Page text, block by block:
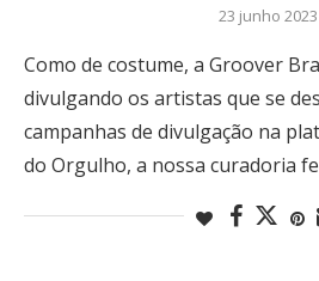
23 junho 2023
Como de costume, a Groover
divulgando os artistas que se
campanhas de divulgação na
do Orgulho, a nossa curadoria